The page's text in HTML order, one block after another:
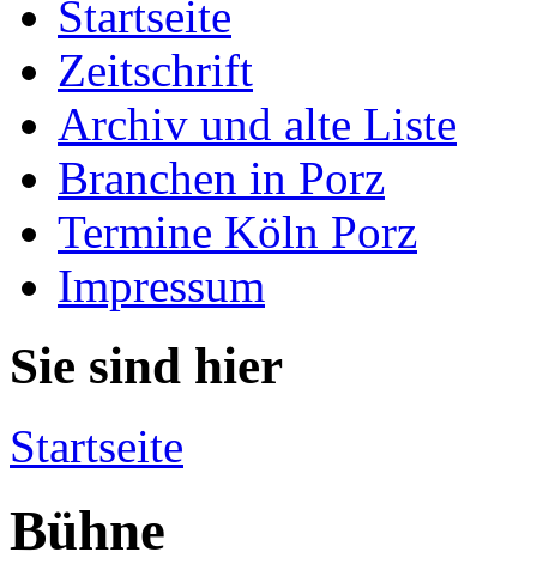
Startseite
Zeitschrift
Archiv und alte Liste
Branchen in Porz
Termine Köln Porz
Impressum
Sie sind hier
Startseite
Bühne